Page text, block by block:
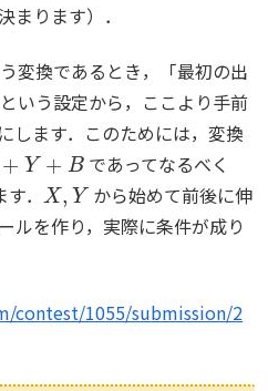
まります）．
変換であるとき，「最初の出
いう設定から，ここより手前
します．このためには，変換
であってなるべく
す．
X,Y
から始めて前後に伸
ルを作り，実際に条件が成り
contest/1055/submission/2